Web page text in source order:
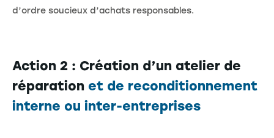
d’ordre soucieux d’achats responsables.
Action 2 : Création d’un atelier de
réparation et de reconditionnement
interne ou inter-entreprises